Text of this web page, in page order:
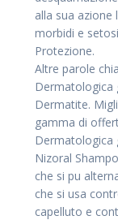
alla sua azione
morbidi e
Protezione.
Altre parole
Dermatologica
Dermatite.
gamma di
Dermatologica
Nizoral
che si pu
che si usa
capelluto e